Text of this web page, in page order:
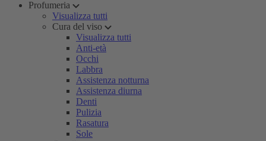
Profumeria
Visualizza tutti
Cura del viso
Visualizza tutti
Anti-età
Occhi
Labbra
Assistenza notturna
Assistenza diurna
Denti
Pulizia
Rasatura
Sole